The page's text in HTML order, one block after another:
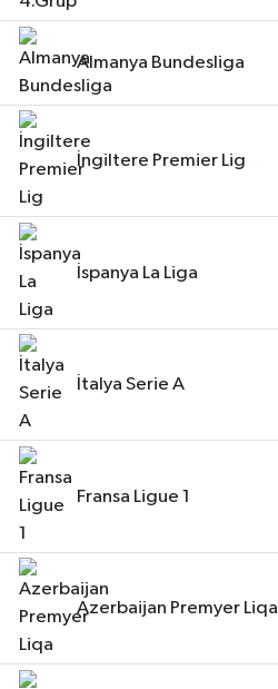
Almanya Bundesliga
İngiltere Premier Lig
İspanya La Liga
İtalya Serie A
Fransa Ligue 1
Azerbaijan Premyer Liqa